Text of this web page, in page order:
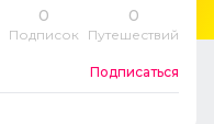
0
Подписок
0
Путешествий
Подписаться